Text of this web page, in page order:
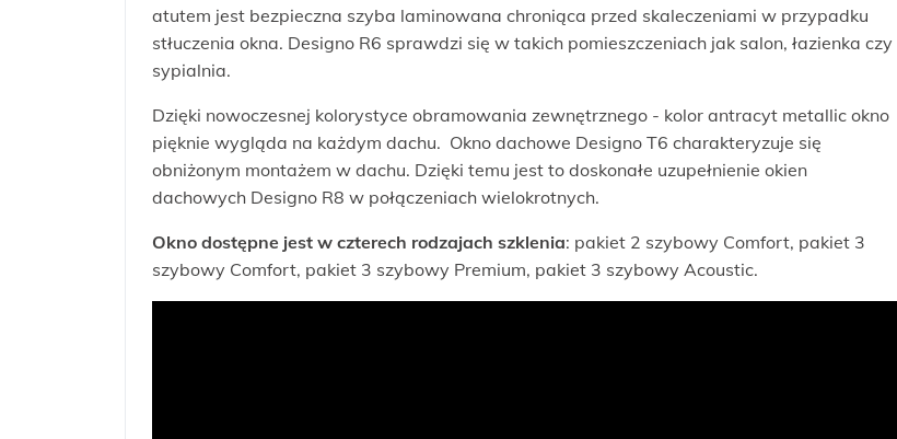
atutem jest bezpieczna szyba laminowana chroniąca przed skaleczeniami w przypadku
stłuczenia okna. Designo R6 sprawdzi się w takich pomieszczeniach jak salon, łazienka czy
sypialnia.
Dzięki nowoczesnej kolorystyce obramowania zewnętrznego - kolor antracyt metallic okno
pięknie wygląda na każdym dachu. Okno dachowe Designo T6 charakteryzuje się
obniżonym montażem w dachu. Dzięki temu jest to doskonałe uzupełnienie okien
dachowych Designo R8 w połączeniach wielokrotnych.
Okno dostępne jest w czterech rodzajach szklenia: pakiet 2 szybowy Comfort, pakiet 3
szybowy Comfort, pakiet 3 szybowy Premium, pakiet 3 szybowy Acoustic.